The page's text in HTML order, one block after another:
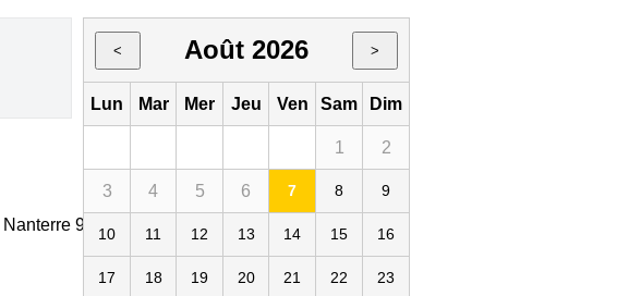
Nanterre 92000 92 FR Paris La Défense Arena
< Août 2026 >
Lun Mar Mer Jeu Ven Sam Dim
1 2
3 4 5 6 7 8 9
10 11 12 13 14 15 16
17 18 19 20 21 22 23